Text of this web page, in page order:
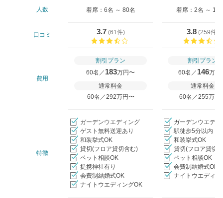
人数 着席：6名 ～ 80名 着席：2名 ～
口コミ 3.7(61件)
3.8 (259件
費用
割引プラン
60名／ 183万円〜
通常料金
60名／292万円〜
割引プラン
60名／ 146万円
通常料金
60名／255万円
特徴
ガーデンウエディング
ゲスト無料送迎あり
和装挙式OK
貸切(フロア貸切含む)
ペット相談OK
提携神社有り
会費制結婚式OK
ナイトウエディングOK
ガーデンウエディ
駅徒歩5分以内
和装挙式OK
貸切(フロア貸切
ペット相談OK
会費制結婚式OK
ナイトウエディン